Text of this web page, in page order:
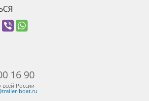
16 90
всей России
boat.ru